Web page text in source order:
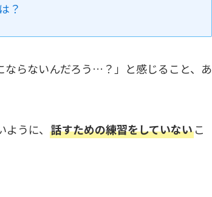
？
ならないんだろう…？」と感じること、あ
うに、 話すための練習をしていないこ